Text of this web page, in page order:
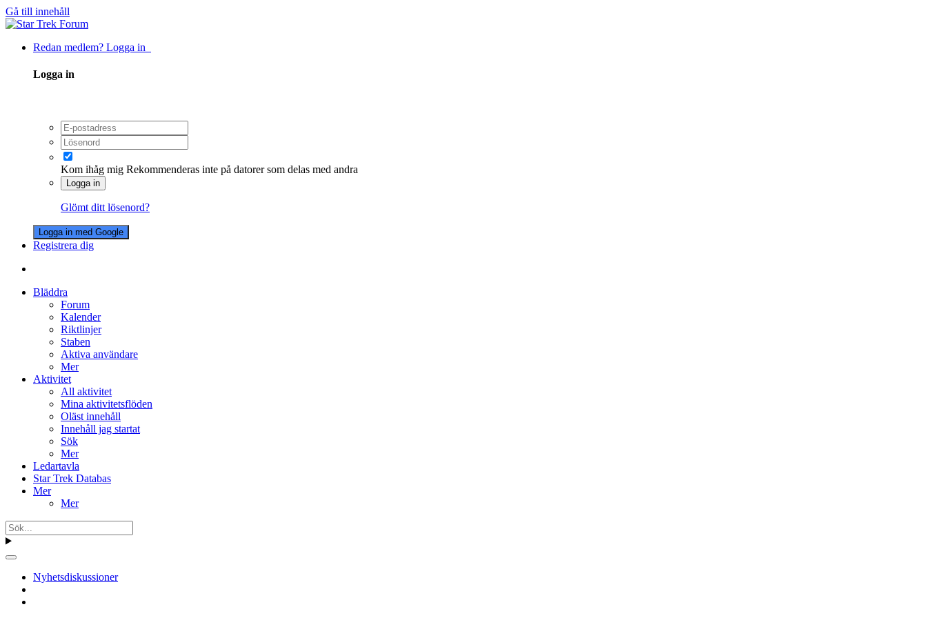
Gå till innehåll
Redan medlem? Logga in
Logga in
Kom ihåg mig Rekommenderas inte på datorer som delas med andra
Logga in
Glömt ditt lösenord?
Logga in med Google
Registrera dig
Bläddra
Forum
Kalender
Riktlinjer
Staben
Aktiva användare
Mer
Aktivitet
All aktivitet
Mina aktivitetsflöden
Oläst innehåll
Innehåll jag startat
Sök
Mer
Ledartavla
Star Trek Databas
Mer
Mer
Nyhetsdiskussioner